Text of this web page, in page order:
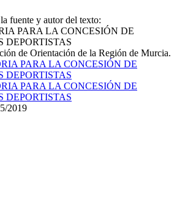
fuente y autor del texto:
PARA LA CONCESIÓN DE
DEPORTISTAS
de Orientación de la Región de Murcia.
PARA LA CONCESIÓN DE
DEPORTISTAS
PARA LA CONCESIÓN DE
DEPORTISTAS
2019